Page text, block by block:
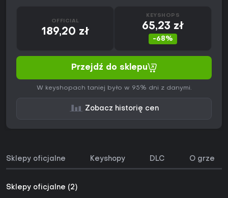
OFFICIAL
189,20 zł
KEYSHOPS
65,23 zł
-68%
Przejdź do sklepu
W keyshopach taniej było w 95% dni z danymi.
Zobacz historię cen
Sklepy oficjalne Keyshopy DLC O grze
Sklepy oficjalne (2)